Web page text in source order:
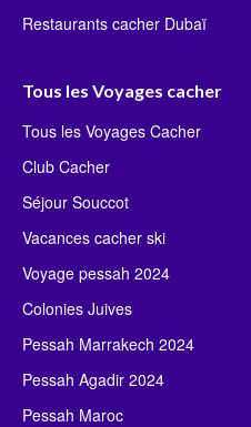
Restaurants cacher Dubaï
Tous les Voyages cacher
Tous les Voyages Cacher
Club Cacher
Séjour Souccot
Vacances cacher ski
Voyage pessah 2024
Colonies Juives
Pessah Marrakech 2024
Pessah Agadir 2024
Pessah Maroc